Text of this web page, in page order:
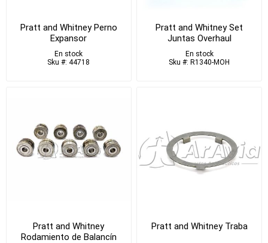
Pratt and Whitney Perno
Expansor
En stock
Sku #: 44718
Pratt and Whitney Set
Juntas Overhaul
En stock
Sku #: R1340-MOH
Pratt and Whitney
Rodamiento de Balancín
Pratt and Whitney Traba